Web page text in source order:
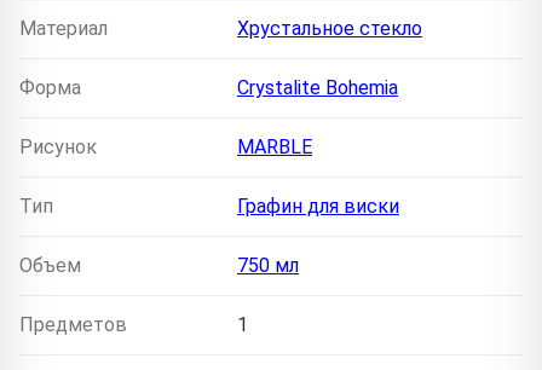
Материал Хрустальное стекло
Форма Crystalite Bohemia
Рисунок MARBLE
Тип Графин для виски
Объем 750 мл
Предметов 1